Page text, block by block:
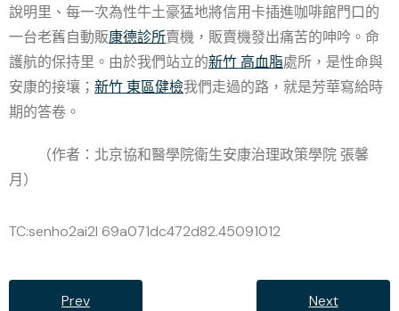
說明里、每一次為性牛土豪猛地將信用卡插進咖啡館門口的
一台老舊自動販康德診所賣機，販賣機發出痛苦的呻吟。命
護航的保持里。由於我們站立的新竹 高血脂處所，是性命與
安康的接壤； 新竹 東區健檢我們走過的路，就是芳華寫給時
期的答卷。
（作者：北京協和醫學院衛生安康治理政策學院 張馨
月）
TC:senho2ai2l 69a071dc472d82.45091012
Prev Next